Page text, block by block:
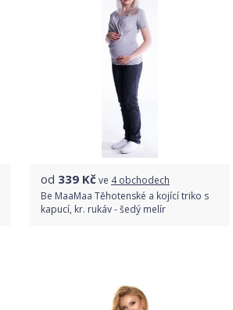
od 339 Kčve 4 obchodech
Be MaaMaa Těhotenské a kojící triko s
kapucí, kr. rukáv - šedý melír